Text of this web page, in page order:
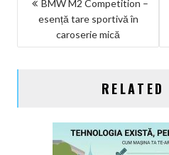
ARTICOLE
BMW M2 Competition –
esență tare sportivă în
caroserie mică